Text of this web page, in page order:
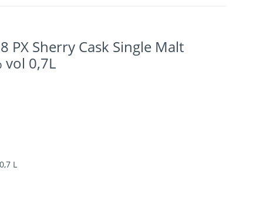
PX Sherry Cask Single Malt
vol 0,7L
L